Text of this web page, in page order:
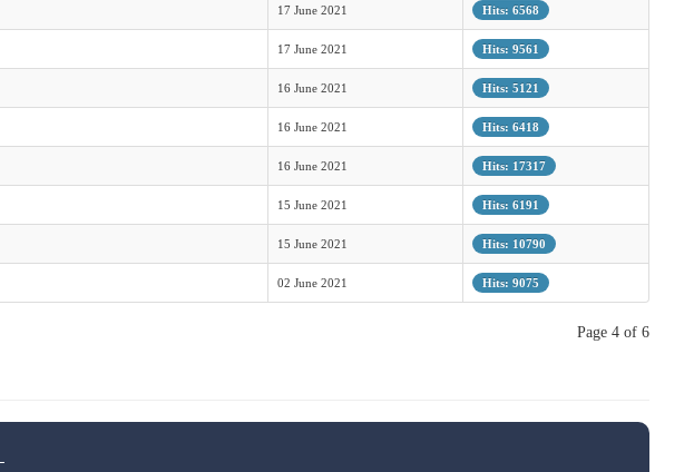
17 June 2021 Hits: 6568
17 June 2021 Hits: 9561
16 June 2021 Hits: 5121
16 June 2021 Hits: 6418
16 June 2021 Hits: 17317
15 June 2021 Hits: 6191
15 June 2021 Hits: 10790
02 June 2021 Hits: 9075
Page 4 of 6